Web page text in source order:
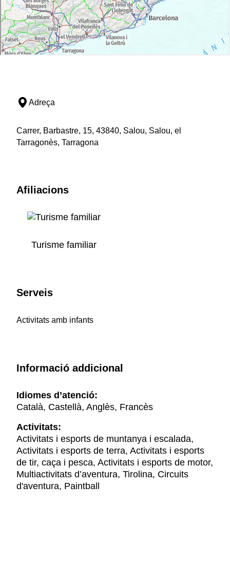
Adreça
Carrer, Barbastre, 15, 43840, Salou, Salou, el
Tarragonès, Tarragona
Afiliacions
Turisme familiar
Serveis
Activitats amb infants
Informació addicional
Idiomes d’atenció:
Català, Castellà, Anglès, Francès
Activitats:
Activitats i esports de muntanya i escalada,
Activitats i esports de terra, Activitats i esports
de tir, caça i pesca, Activitats i esports de motor,
Multiactivitats d’aventura, Tirolina, Circuits
d'aventura, Paintball